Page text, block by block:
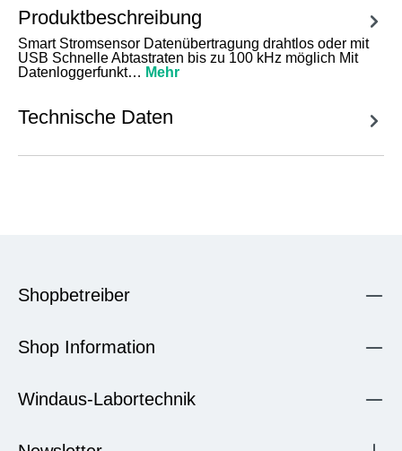
Produktbeschreibung
Smart Stromsensor Datenübertragung drahtlos oder mit
USB Schnelle Abtastraten bis zu 100 kHz möglich Mit
Datenloggerfunkt… Mehr
Technische Daten
Shopbetreiber
Shop Information
Windaus-Labortechnik